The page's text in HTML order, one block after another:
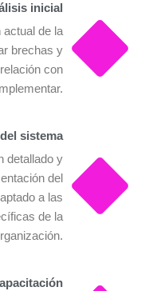
inicial
actual de la
brechas y
con
sistema
detallado y
del
a las
de la